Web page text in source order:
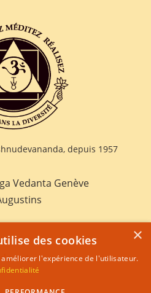
depuis 1957
Vedanta Genève
×
des cookies
l'expérience de l'utilisateur.